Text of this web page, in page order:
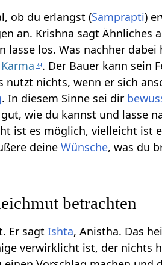
ob du erlangst (Samprapti)
an. Krishna sagt Ähnliches
los. Was nachher
Karma
. Der Bauer kann sein
nutzt nichts, wenn er sich
. In diesem Sinne sei dir
wie du kannst und lasse
ist es möglich, vielleicht ist
deineWünsche, was du
betrachten
Er sagtIshta, Anistha. Das
verwirklicht ist, der nichts